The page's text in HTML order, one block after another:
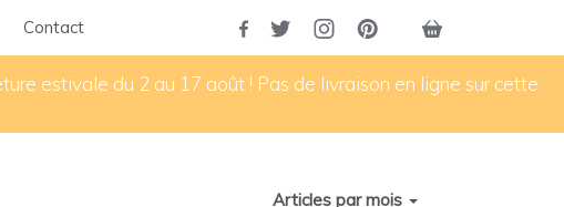
Contact
estivale du 2 au 17 août ! Pas de livraison en ligne sur cette
Articles par mois